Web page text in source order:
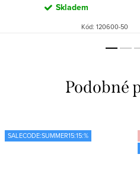
Skladem
Kód: 120600-50
SALECODE:SUMMER15:15:%